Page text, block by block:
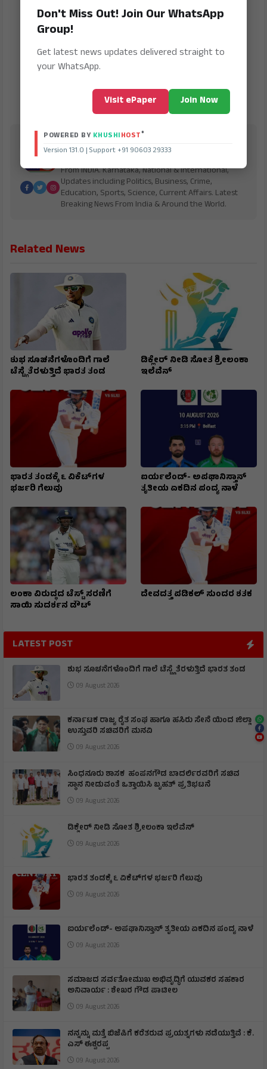
Bharath Vaibhav
From INDIA. Karnataka, National & International,
Updates including Politics, Business, Crime,
Education, Sports, Science, Current Affairs. Latest
Breaking News From India & Around the World.
Related News
ಶುಭ ಸೂಚನೆಗಳೊಂದಿಗೆ ಗಾಲೆ
ಟೆಸ್ಟ್ಗೆ ತೆರಳುತ್ತಿದೆ ಭಾರತ ತಂಡ
ಡಿಕ್ಲೇರ್ ನೀಡಿ ಸೋತ ಶ್ರೀಲಂಕಾ
ಇಲೆವೆನ್
ಭಾರತ ತಂಡಕ್ಕೆ ೬ ವಿಕೆಟ್‌ಗಳ
ಭರ್ಜರಿ ಗೆಲುವು
ಐರ್ಯಲೆಂಡ್- ಅಪಘಾನಿಸ್ತಾನ್
ತೃತೀಯ ಏಕದಿನ ಪಂದ್ಯ ನಾಳೆ
ಲಂಕಾ ವಿರುದ್ಧದ ಟೆಸ್ಟ್ ಸರಣಿಗೆ
ಸಾಯಿ ಸುದರ್ಶನ ಡೌಟ್
ದೇವದತ್ತ ಪಡಿಕಲ್ ಸುಂದರ ಶತಕ
LATEST POST
ಶುಭ ಸೂಚನೆಗಳೊಂದಿಗೆ ಗಾಲೆ ಟೆಸ್ಟ್ಗೆ ತೆರಳುತ್ತಿದೆ ಭಾರತ ತಂಡ
09 August 2026
ಕರ್ನಾಟಕ ರಾಜ್ಯ ರೈತ ಸಂಘ ಹಾಗೂ ಹಸಿರು ಸೇನೆ ಯಿಂದ ಜಿಲ್ಲಾ
ಉಸ್ತುವರಿ ಸಚಿವರಿಗೆ ಮನವಿ
09 August 2026
ಸಿಂಧನೂರು ಶಾಸಕ ಹಂಪನಗೌಡ ಬಾದರ್ಲಿರವರಿಗೆ ಸಚಿವ
ಸ್ಥಾನ ನೀಡುವಂತೆ ಒತ್ತಾಯಿಸಿ ಬೃಹತ್ ಪ್ರತಿಭಟನೆ
09 August 2026
ಡಿಕ್ಲೇರ್ ನೀಡಿ ಸೋತ ಶ್ರೀಲಂಕಾ ಇಲೆವೆನ್
09 August 2026
ಭಾರತ ತಂಡಕ್ಕೆ ೬ ವಿಕೆಟ್‌ಗಳ ಭರ್ಜರಿ ಗೆಲುವು
09 August 2026
ಐರ್ಯಲೆಂಡ್- ಅಪಘಾನಿಸ್ತಾನ್ ತೃತೀಯ ಏಕದಿನ ಪಂದ್ಯ ನಾಳೆ
09 August 2026
ಸಮಾಜದ ಸರ್ವತೋಮುಖ ಅಭಿವೃದ್ಧಿಗೆ ಯುವಕರ ಸಹಕಾರ
ಅನಿವಾರ್ಯ : ಶೇಖರ ಗೌಡ ಪಾಟೀಲ
09 August 2026
ನನ್ನನ್ನು ಮತ್ತೆ ಬಿಜೆಪಿಗೆ ಕರೆತರುವ ಪ್ರಯತ್ನಗಳು ನಡೆಯುತ್ತಿವೆ : ಕೆ.
ಎಸ್ ಈಶ್ವರಪ್ಪ
09 August 2026
Don't Miss Out! Join Our WhatsApp
Group!
Get latest news updates delivered straight to
your WhatsApp.
Visit ePaper Join Now
POWERED BY KHUSHIHOST®
Version 131.0 | Support +91 90603 29333